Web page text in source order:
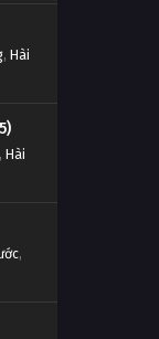
, Hài
, Hài
,